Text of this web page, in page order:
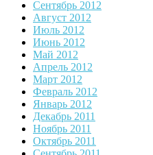
Сентябрь 2012
Август 2012
Июль 2012
Июнь 2012
Май 2012
Апрель 2012
Март 2012
Февраль 2012
Январь 2012
Декабрь 2011
Ноябрь 2011
Октябрь 2011